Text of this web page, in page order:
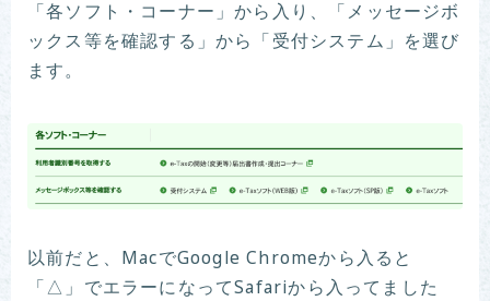
「各ソフト・コーナー」から入り、「メッセージボ
ックス等を確認する」から「受付システム」を選び
ます。
以前だと、MacでGoogle Chromeから入ると
「△」でエラーになってSafariから入ってました